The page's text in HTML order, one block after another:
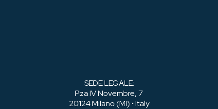
SEDE LEGALE:
P.za IV Novembre, 7
20124 Milano (MI) • Italy